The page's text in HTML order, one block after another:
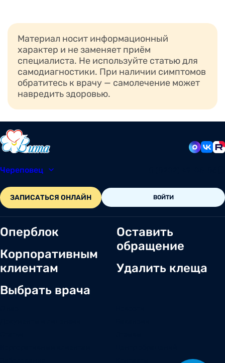
Материал носит информационный
характер и не заменяет приём
специалиста. Не используйте статью для
самодиагностики. При наличии симптомов
обратитесь к врачу — самолечение может
навредить здоровью.
Череповец
ЗАПИСАТЬСЯ ОНЛАЙН ВОЙТИ
Оперблок
Корпоративным
клиентам
Выбрать врача
Оставить
обращение
Удалить клеща